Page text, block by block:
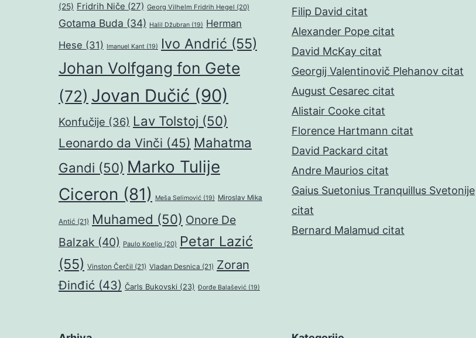
(25) Fridrih Niče (27) Georg Vilhelm Fridrih Hegel (20)
Gotama Buda (34) Halil Džubran (19) Herman
Hese (31) Imanuel Kant (19) Ivo Andrić (55)
Johan Volfgang fon Gete
(72) Jovan Dučić (90)
Konfučije (36) Lav Tolstoj (50)
Leonardo da Vinči (45) Mahatma
Gandi (50) Marko Tulije
Ciceron (81) Meša Selimović (19) Miroslav Mika
Antić (21) Muhamed (50) Onore De
Balzak (40) Paulo Koeljo (20) Petar Lazić
(55) Vinston Čerčil (21) Vladan Desnica (21) Zoran
Đinđić (43) Čarls Bukovski (23) Đorđe Balašević (19)
Filip David citat
Alexander Pope citat
David McKay citat
Georgij Valentinovič Plehanov citat
August Cesarec citat
Alistair Cooke citat
Florence Hartmann citat
David Packard citat
Andre Maurios citat
Gaius Suetonius Tranquillus Svetonije
citat
Bernard Malamud citat